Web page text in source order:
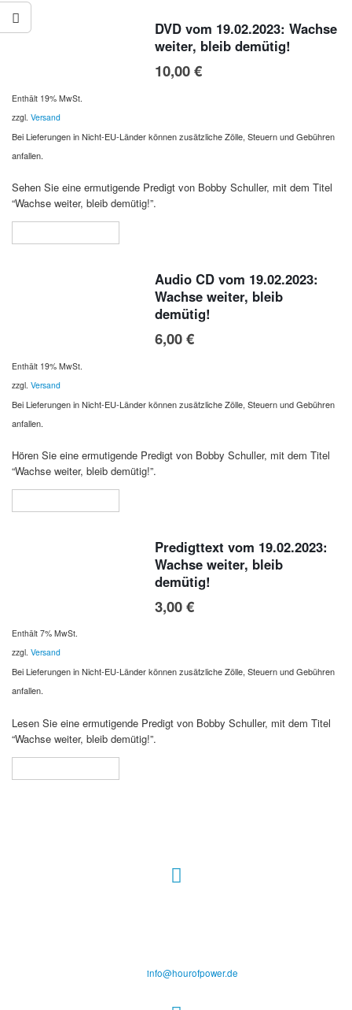
DVD vom 19.02.2023: Wachse
weiter, bleib demütig!
10,00€
Enthält 19% MwSt.
zzgl. Versand
Bei Lieferungen in Nicht-EU-Länder können zusätzliche Zölle, Steuern und Gebühren
anfallen.
Sehen Sie eine ermutigende Predigt von Bobby Schuller, mit dem Titel
“Wachse weiter, bleib demütig!”.
Audio CD vom 19.02.2023:
Wachse weiter, bleib
demütig!
6,00€
Enthält 19% MwSt.
zzgl. Versand
Bei Lieferungen in Nicht-EU-Länder können zusätzliche Zölle, Steuern und Gebühren
anfallen.
Hören Sie eine ermutigende Predigt von Bobby Schuller, mit dem Titel
“Wachse weiter, bleib demütig!”.
Predigttext vom 19.02.2023:
Wachse weiter, bleib
demütig!
3,00€
Enthält 7% MwSt.
zzgl. Versand
Bei Lieferungen in Nicht-EU-Länder können zusätzliche Zölle, Steuern und Gebühren
anfallen.
Lesen Sie eine ermutigende Predigt von Bobby Schuller, mit dem Titel
“Wachse weiter, bleib demütig!”.
info@hourofpower.de